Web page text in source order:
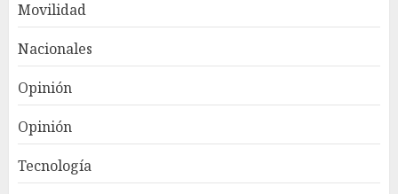
Movilidad
Nacionales
Opinión
Opinión
Tecnología